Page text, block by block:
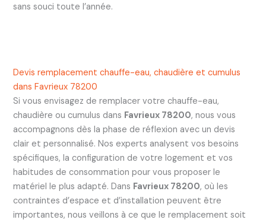
sans souci toute l’année.
Devis remplacement chauffe-eau, chaudière et cumulus
dans Favrieux 78200
Si vous envisagez de remplacer votre chauffe-eau,
chaudière ou cumulus dans Favrieux 78200, nous vous
accompagnons dès la phase de réflexion avec un devis
clair et personnalisé. Nos experts analysent vos besoins
spécifiques, la configuration de votre logement et vos
habitudes de consommation pour vous proposer le
matériel le plus adapté. Dans Favrieux 78200, où les
contraintes d’espace et d’installation peuvent être
importantes, nous veillons à ce que le remplacement soit